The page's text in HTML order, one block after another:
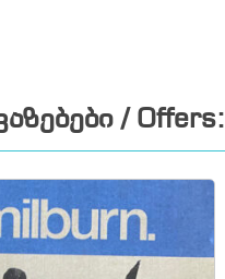
/ Offers: